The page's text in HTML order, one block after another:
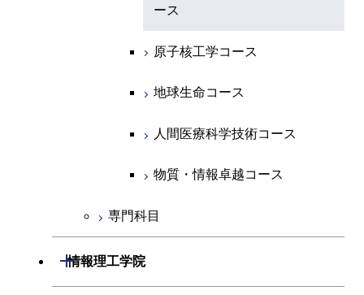
人間医療科学技術コース
原子核工学コース
人間医療科学技術コース
物質・情報卓越コース
超スマート社会卓越コース
人間医療科学技術コース
超スマート社会卓越コース
原子核工学コース
人間医療科学技術コース
物質・情報卓越コース
ース
原子核工学コース
地球生命コース
人間医療科学技術コース
物質・情報卓越コース
専門科目
情報理工学院
開閉